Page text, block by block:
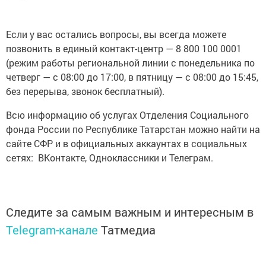
Если у вас остались вопросы, вы всегда можете
позвонить в единый контакт-центр — 8 800 100 0001
(режим работы региональной линии с понедельника по
четверг — с 08:00 до 17:00, в пятницу — с 08:00 до 15:45,
без перерыва, звонок бесплатный).
Всю информацию об услугах Отделения Социального
фонда России по Республике Татарстан можно найти на
сайте СФР и в официальных аккаунтах в социальных
сетях: ВКонтакте, Одноклассники и Телеграм.
Следите за самым важным и интересным в
Telegram-канале Татмедиа